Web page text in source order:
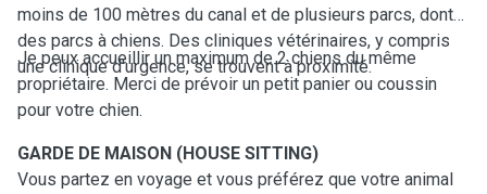
moins de 100 mètres du canal et de plusieurs parcs, dont
des parcs à chiens. Des cliniques vétérinaires, y compris
une clinique d'urgence, se trouvent à proximité.
Je peux accueillir un maximum de 2 chiens du même
propriétaire. Merci de prévoir un petit panier ou coussin
pour votre chien.
GARDE DE MAISON (HOUSE SITTING)
Vous partez en voyage et vous préférez que votre animal